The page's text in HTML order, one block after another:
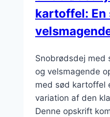
kartoffel: En
Snobrødsdej med
og velsmagende
med sød kartoffel
variation af den
Denne opskrift